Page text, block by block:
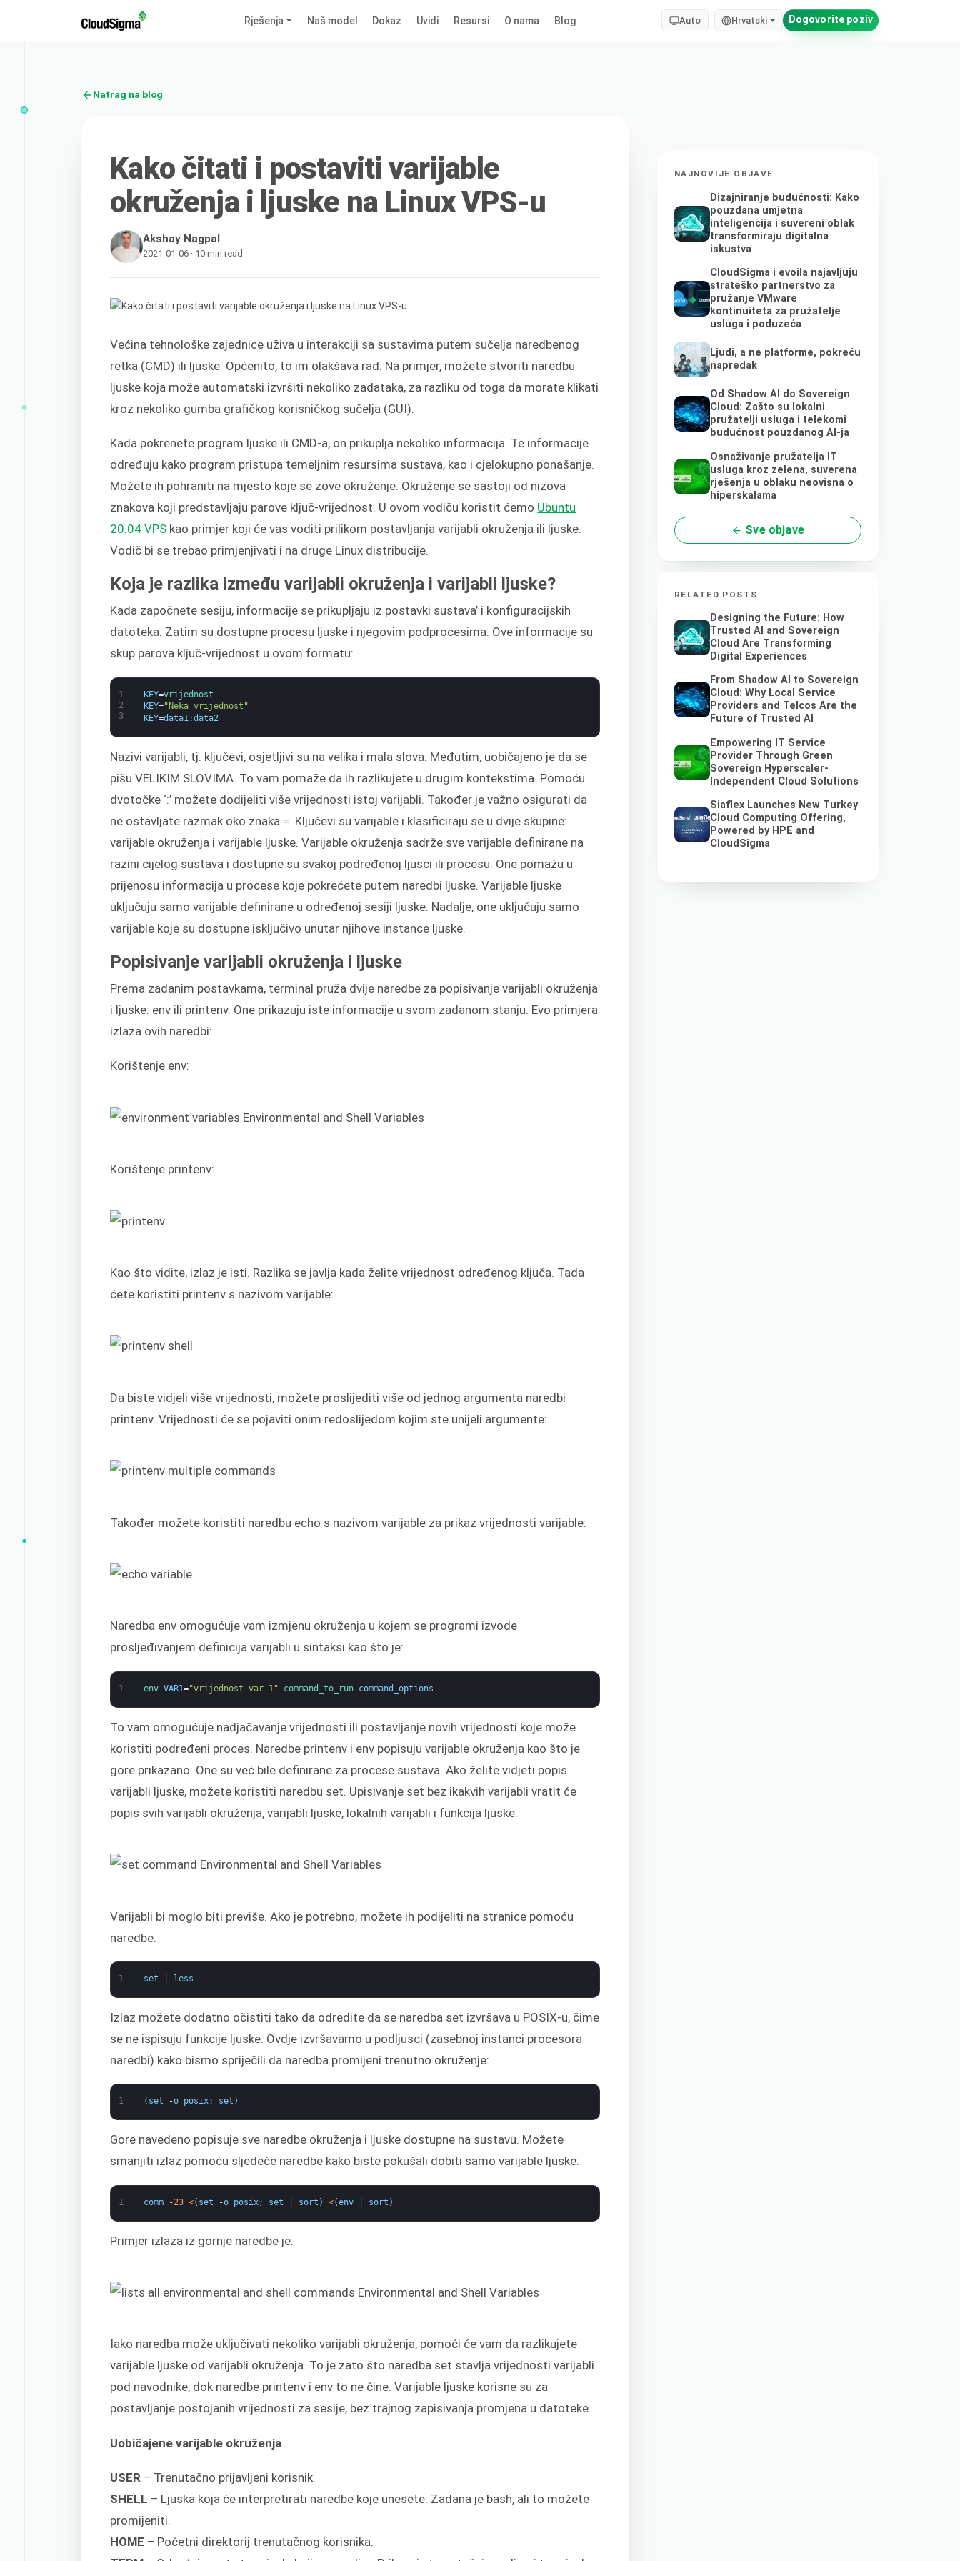
Rješenja Naš model Dokaz Uvidi Resursi O nama Blog Auto Hrvatski Dogovorite poziv
Natrag na blog
Kako čitati i postaviti varijable
okruženja i ljuske na Linux VPS-u
Akshay Nagpal
2021-01-06 · 10 min read
Većina tehnološke zajednice uživa u interakciji sa sustavima putem sučelja naredbenog
retka (CMD) ili ljuske. Općenito, to im olakšava rad. Na primjer, možete stvoriti naredbu
ljuske koja može automatski izvršiti nekoliko zadataka, za razliku od toga da morate klikati
kroz nekoliko gumba grafičkog korisničkog sučelja (GUI).
Kada pokrenete program ljuske ili CMD-a, on prikuplja nekoliko informacija. Te informacije
određuju kako program pristupa temeljnim resursima sustava, kao i cjelokupno ponašanje.
Možete ih pohraniti na mjesto koje se zove okruženje. Okruženje se sastoji od nizova
znakova koji predstavljaju parove ključ-vrijednost. U ovom vodiču koristit ćemo Ubuntu
20.04 VPS kao primjer koji će vas voditi prilikom postavljanja varijabli okruženja ili ljuske.
Vodič bi se trebao primjenjivati i na druge Linux distribucije.
Koja je razlika između varijabli okruženja i varijabli ljuske?
Kada započnete sesiju, informacije se prikupljaju iz postavki sustava’ i konfiguracijskih
datoteka. Zatim su dostupne procesu ljuske i njegovim podprocesima. Ove informacije su
skup parova ključ-vrijednost u ovom formatu:
1
2
3
KEY=vrijednost
KEY="Neka vrijednost"
KEY=data1:data2
Nazivi varijabli, tj. ključevi, osjetljivi su na velika i mala slova. Međutim, uobičajeno je da se
pišu VELIKIM SLOVIMA. To vam pomaže da ih razlikujete u drugim kontekstima. Pomoću
dvotočke ‘:’ možete dodijeliti više vrijednosti istoj varijabli. Također je važno osigurati da
ne ostavljate razmak oko znaka =. Ključevi su varijable i klasificiraju se u dvije skupine:
varijable okruženja i varijable ljuske. Varijable okruženja sadrže sve varijable definirane na
razini cijelog sustava i dostupne su svakoj podređenoj ljusci ili procesu. One pomažu u
prijenosu informacija u procese koje pokrećete putem naredbi ljuske. Varijable ljuske
uključuju samo varijable definirane u određenoj sesiji ljuske. Nadalje, one uključuju samo
varijable koje su dostupne isključivo unutar njihove instance ljuske.
Popisivanje varijabli okruženja i ljuske
Prema zadanim postavkama, terminal pruža dvije naredbe za popisivanje varijabli okruženja
i ljuske: env ili printenv. One prikazuju iste informacije u svom zadanom stanju. Evo primjera
izlaza ovih naredbi:
Korištenje env:
Korištenje printenv:
Kao što vidite, izlaz je isti. Razlika se javlja kada želite vrijednost određenog ključa. Tada
ćete koristiti printenv s nazivom varijable:
Da biste vidjeli više vrijednosti, možete proslijediti više od jednog argumenta naredbi
printenv. Vrijednosti će se pojaviti onim redoslijedom kojim ste unijeli argumente:
Također možete koristiti naredbu echo s nazivom varijable za prikaz vrijednosti varijable:
Naredba env omogućuje vam izmjenu okruženja u kojem se programi izvode
prosljeđivanjem definicija varijabli u sintaksi kao što je:
1 env VAR1="vrijednost var 1" command_to_run command_options
To vam omogućuje nadjačavanje vrijednosti ili postavljanje novih vrijednosti koje može
koristiti podređeni proces. Naredbe printenv i env popisuju varijable okruženja kao što je
gore prikazano. One su već bile definirane za procese sustava. Ako želite vidjeti popis
varijabli ljuske, možete koristiti naredbu set. Upisivanje set bez ikakvih varijabli vratit će
popis svih varijabli okruženja, varijabli ljuske, lokalnih varijabli i funkcija ljuske:
Varijabli bi moglo biti previše. Ako je potrebno, možete ih podijeliti na stranice pomoću
naredbe:
1 set less
Izlaz možete dodatno očistiti tako da odredite da se naredba set izvršava u POSIX-u, čime
se ne ispisuju funkcije ljuske. Ovdje izvršavamo u podljusci (zasebnoj instanci procesora
naredbi) kako bismo spriječili da naredba promijeni trenutno okruženje:
1 ( set -o posix; set )
Gore navedeno popisuje sve naredbe okruženja i ljuske dostupne na sustavu. Možete
smanjiti izlaz pomoću sljedeće naredbe kako biste pokušali dobiti samo varijable ljuske:
1 comm -23 <( set -o posix; set sort ) <(env sort )
Primjer izlaza iz gornje naredbe je:
Iako naredba može uključivati nekoliko varijabli okruženja, pomoći će vam da razlikujete
varijable ljuske od varijabli okruženja. To je zato što naredba set stavlja vrijednosti varijabli
pod navodnike, dok naredbe printenv i env to ne čine. Varijable ljuske korisne su za
postavljanje postojanih vrijednosti za sesije, bez trajnog zapisivanja promjena u datoteke.
Uobičajene varijable okruženja
USER – Trenutačno prijavljeni korisnik.
SHELL – Ljuska koja će interpretirati naredbe koje unesete. Zadana je bash, ali to možete
promijeniti.
HOME – Početni direktorij trenutačnog korisnika.
NAJNOVIJE OBJAVE
Dizajniranje budućnosti: Kako
pouzdana umjetna
inteligencija i suvereni oblak
transformiraju digitalna
iskustva
CloudSigma i evoila najavljuju
strateško partnerstvo za
pružanje VMware
kontinuiteta za pružatelje
usluga i poduzeća
Ljudi, a ne platforme, pokreću
napredak
Od Shadow AI do Sovereign
Cloud: Zašto su lokalni
pružatelji usluga i telekomi
budućnost pouzdanog AI-ja
Osnaživanje pružatelja IT
usluga kroz zelena, suverena
rješenja u oblaku neovisna o
hiperskalama
Sve objave
RELATED POSTS
Designing the Future: How
Trusted AI and Sovereign
Cloud Are Transforming
Digital Experiences
From Shadow AI to Sovereign
Cloud: Why Local Service
Providers and Telcos Are the
Future of Trusted AI
Empowering IT Service
Provider Through Green
Sovereign Hyperscaler-
Independent Cloud Solutions
Siaflex Launches New Turkey
Cloud Computing Offering,
Powered by HPE and
CloudSigma